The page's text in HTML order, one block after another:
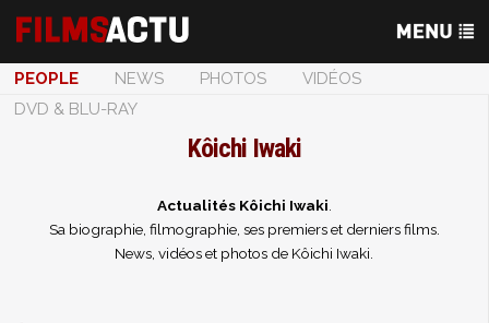
PEOPLE NEWS PHOTOS
VIDÉOS
DVD & BLU-RAY
Kôichi Iwaki
Actualités Kôichi Iwaki
Sa biographie, filmographie, ses premiers et derniers films.
News, vidéos et photos de Kôichi Iwaki.